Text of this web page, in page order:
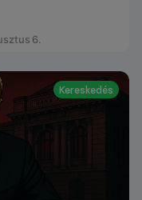
6.
Kereskedés